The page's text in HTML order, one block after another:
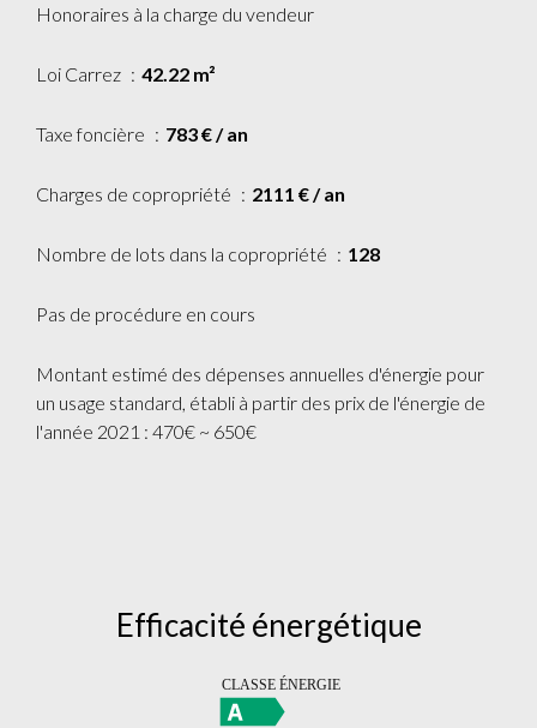
Honoraires à la charge du vendeur
Loi Carrez 42.22 m²
Taxe foncière 783 € / an
Charges de copropriété 2111 € / an
Nombre de lots dans la copropriété 128
Pas de procédure en cours
Montant estimé des dépenses annuelles d'énergie pour
un usage standard, établi à partir des prix de l'énergie de
l'année 2021 : 470€ ~ 650€
Efficacité énergétique